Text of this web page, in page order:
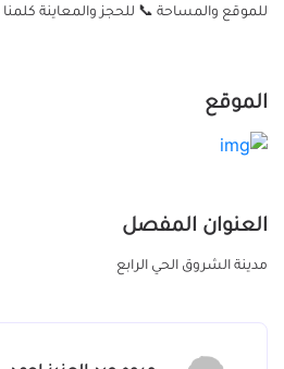
للموقع والمساحة 📞 للحجز والمعاينة كلمنا دلوقتي
الموقع
العنوان المفصل
مدينة الشروق الحي الرابع